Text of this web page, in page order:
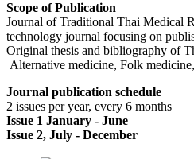
Scope of Publication
Journal of Traditional Thai Medical
technology journal focusing on
Original thesis and bibliography of
Alternative medicine, Folk
Journal publication schedule
2 issues per year, every 6 months
Issue 1 January - June
Issue 2, July - December